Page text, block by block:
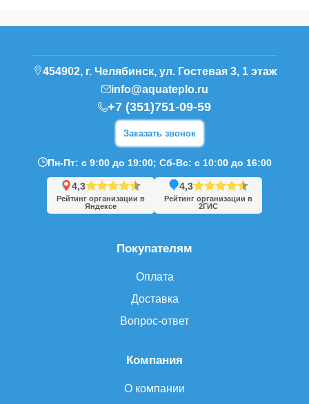
Компания
О компании
Покупателям
Оплата
Доставка
Вопрос-ответ
454902, г. Челябинск, ул. Гостевая 3, 1 этаж
info@aquateplo.ru
+7 (351)751-09-59
Заказать звонок
Пн-Пт: с 9:00 до 19:00; Сб-Вс: с 10:00 до 16:00
4,3
Рейтинг организации в
Яндексе
4,3
Рейтинг организации в
2ГИС